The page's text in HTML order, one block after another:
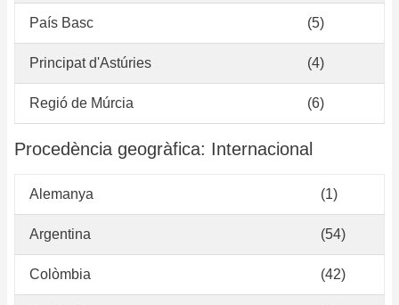
País Basc (5)
Principat d'Astúries (4)
Regió de Múrcia (6)
Procedència geogràfica: Internacional
Alemanya (1)
Argentina (54)
Colòmbia (42)